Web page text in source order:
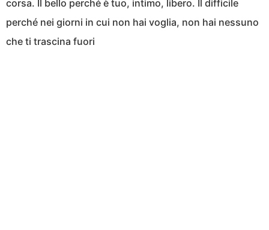
corsa. Il bello perché è tuo, intimo, libero. Il difficile
perché nei giorni in cui non hai voglia, non hai nessuno
che ti trascina fuori